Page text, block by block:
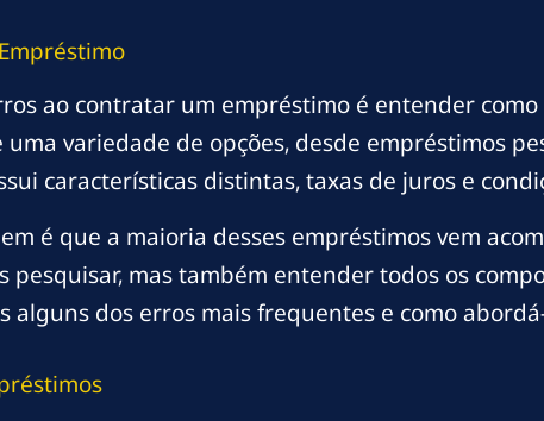
ao contratar um empréstimo é entender
variedade de opções, desde empréstimos
características distintas, taxas de juros e
é que a maioria desses empréstimos vem
pesquisar, mas também entender todos os
alguns dos erros mais frequentes e como